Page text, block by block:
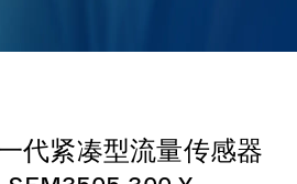
代紧凑型流量传感器